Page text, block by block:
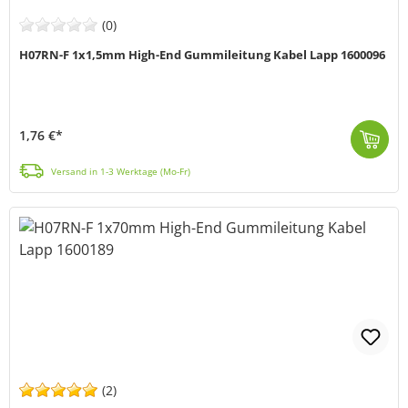
(0)
H07RN-F 1x1,5mm High-End Gummileitung Kabel Lapp 1600096
1,76 €*
Versand in 1-3 Werktage (Mo-Fr)
(2)